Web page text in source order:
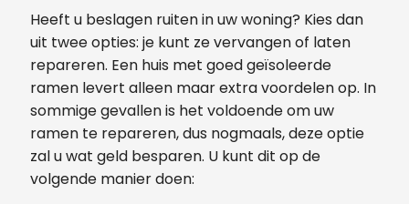
Heeft u beslagen ruiten in uw woning? Kies dan
uit twee opties: je kunt ze vervangen of laten
repareren. Een huis met goed geïsoleerde
ramen levert alleen maar extra voordelen op. In
sommige gevallen is het voldoende om uw
ramen te repareren, dus nogmaals, deze optie
zal u wat geld besparen. U kunt dit op de
volgende manier doen: